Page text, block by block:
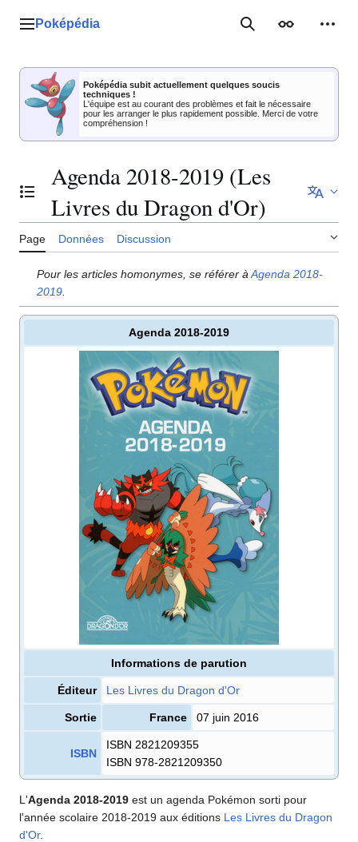
Menu principal
Poképédia RechercherApparence
Poképédia subit actuellement quelques soucis
techniques !
L'équipe est au courant des problèmes et fait le nécessaire
pour les arranger le plus rapidement possible. Merci de votre
compréhension !
Basculer la table des matières
Agenda 2018-2019 (Les
Livres du Dragon d'Or)
Page Données Discussion
Pour les articles homonymes, se référer àAgenda 2018-
2019
Agenda 2018-2019
Informations de parution
Éditeur Les Livres du Dragon d'Or
Sortie France 07 juin 2016
ISBN
ISBN 2821209355
ISBN 978-2821209350
L'Agenda 2018-2019 est un agenda Pokémon sorti pour
l'année scolaire 2018-2019 aux éditions Les Livres du Dragon
d'Or.